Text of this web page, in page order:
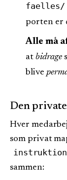
faelles/
porten er
Alle må
atbidrage
blive
Den
Hver
som privat
sammen: